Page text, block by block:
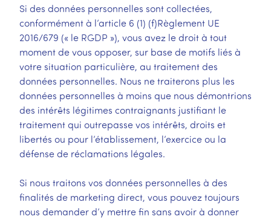
Si des données personnelles sont collectées,
conformément à l’article 6 (1) (f)Règlement UE
2016/679 (« le RGDP »), vous avez le droit à tout
moment de vous opposer, sur base de motifs liés à
votre situation particulière, au traitement des
données personnelles. Nous ne traiterons plus les
données personnelles à moins que nous démontrions
des intérêts légitimes contraignants justifiant le
traitement qui outrepasse vos intérêts, droits et
libertés ou pour l’établissement, l’exercice ou la
défense de réclamations légales.
Si nous traitons vos données personnelles à des
finalités de marketing direct, vous pouvez toujours
nous demander d’y mettre fin sans avoir à donner